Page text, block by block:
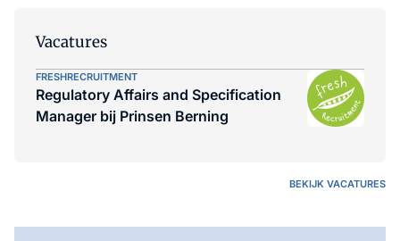
Vacatures
FRESHRECRUITMENT
Regulatory Affairs and Specification
Manager bij Prinsen Berning
BEKIJK VACATURES